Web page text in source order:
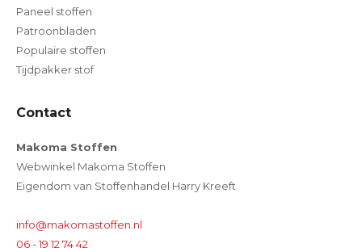
Paneel stoffen
Patroonbladen
Populaire stoffen
Tijdpakker stof
Contact
Makoma Stoffen
Webwinkel Makoma Stoffen
Eigendom van Stoffenhandel Harry Kreeft
info@makomastoffen.nl
06 - 19 12 74 42